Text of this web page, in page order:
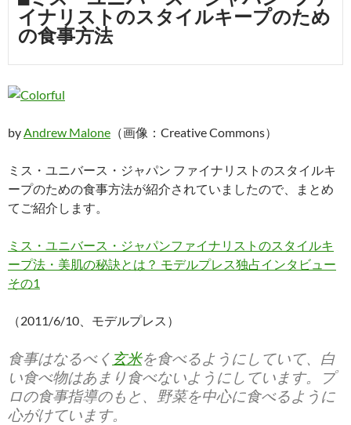
イナリストのスタイルキープのため
の食事方法
byAndrew Malone （画像：Creative Commons）
ミス・ユニバース・ジャパン ファイナリストのスタイルキ
ープのための食事方法が紹介されていましたので、まとめ
てご紹介します。
ミス・ユニバース・ジャパンファイナリストのスタイルキ
ープ法・美肌の秘訣とは？ モデルプレス独占インタビュー
その1
（2011/6/10、モデルプレス）
食事はなるべく 玄米を食べるようにしていて、白
い食べ物はあまり食べないようにしています。プ
ロの食事指導のもと、野菜を中心に食べるように
心がけています。